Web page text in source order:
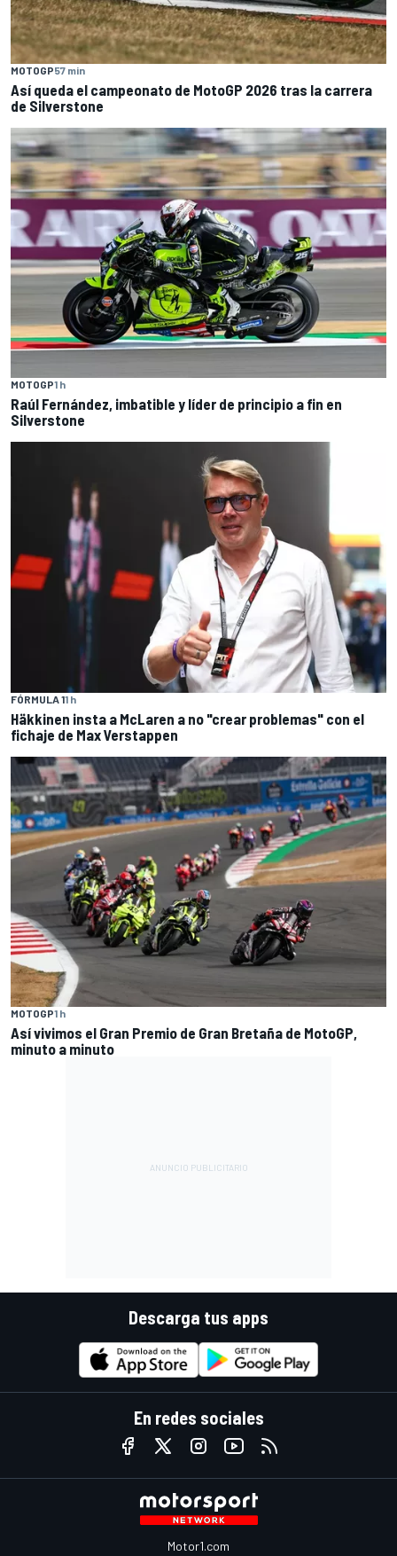
MOTOGP57 min
Así queda el campeonato de MotoGP 2026 tras la carrera
de Silverstone
MOTOGP1 h
Raúl Fernández, imbatible y líder de principio a fin en
Silverstone
FÓRMULA 11 h
Häkkinen insta a McLaren a no "crear problemas" con el
fichaje de Max Verstappen
MOTOGP1 h
Así vivimos el Gran Premio de Gran Bretaña de MotoGP,
minuto a minuto
Descarga tus apps
En redes sociales
Motor1.com